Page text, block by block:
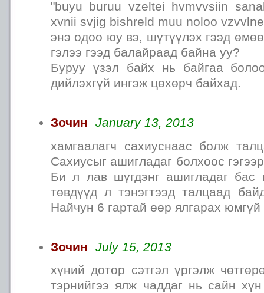
"buyu buruu vzeltei hvmvvsiin
xvnii svjig bishreld muu noloo
энэ одоо юу вэ, шүтүүлэх гээд
гэлээ гээд балайраад байна уу?
Буруу үзэл байх нь байгаа
дийлэхгүй ингэж цөхөрч байхад.
Зочин
January 13, 2013
хамгаалагч сахиуснаас болж
Сахиусыг ашигладаг болхоос
Би л лав шүгдэнг ашигладаг бас
төвдүүд л тэнэгтээд талцаад
Найчун 6 гартай өөр ялгарах
Зочин
July 15, 2013
хүний дотор сэтгэл үргэлж
тэрнийгээ ялж чаддаг нь сайн